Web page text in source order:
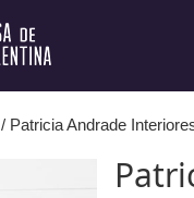
/ Patricia Andrade